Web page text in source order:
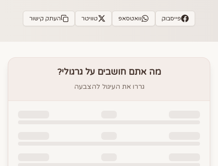
פייסבוק וואטסאפ טוויטר העתק קישור
מה אתם חושבים עלגרגולי?
גררו את העיגול להצבעה